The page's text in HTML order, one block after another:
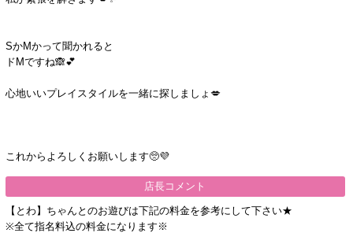
SかMかって聞かれると
ドMですね🙈💕
心地いいプレイスタイルを一緒に探しましょ💋
これからよろしくお願いします🥺💜
店長コメント
【とわ】ちゃんとのお遊びは下記の料金を参考にして下さい★
※全て指名料込の料金になります※